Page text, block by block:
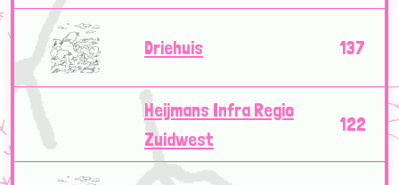
Driehuis 137
Heijmans Infra Regio
Zuidwest
122